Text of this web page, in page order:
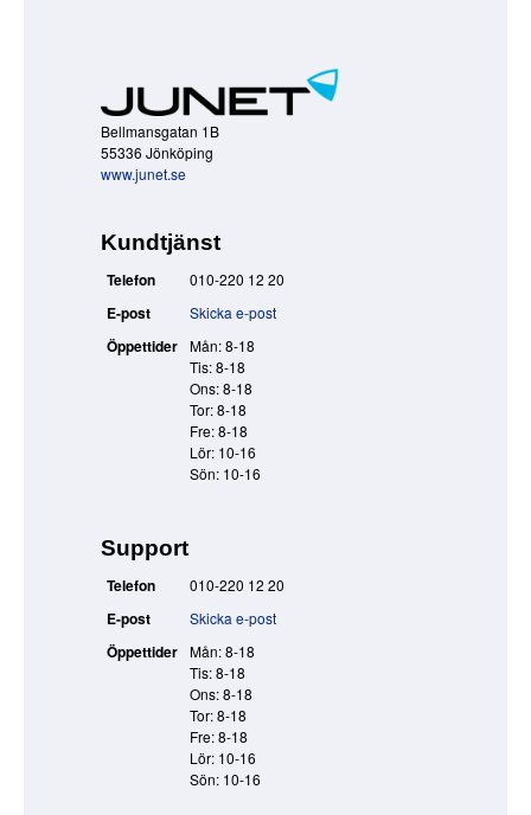
Bellmansgatan 1B
55336 Jönköping
www.junet.se
Kundtjänst
Telefon 010-220 12 20
E-post Skicka e-post
Öppettider
Mån: 8-18
Tis: 8-18
Ons: 8-18
Tor: 8-18
Fre: 8-18
Lör: 10-16
Sön: 10-16
Support
Telefon 010-220 12 20
E-post Skicka e-post
Öppettider
Mån: 8-18
Tis: 8-18
Ons: 8-18
Tor: 8-18
Fre: 8-18
Lör: 10-16
Sön: 10-16